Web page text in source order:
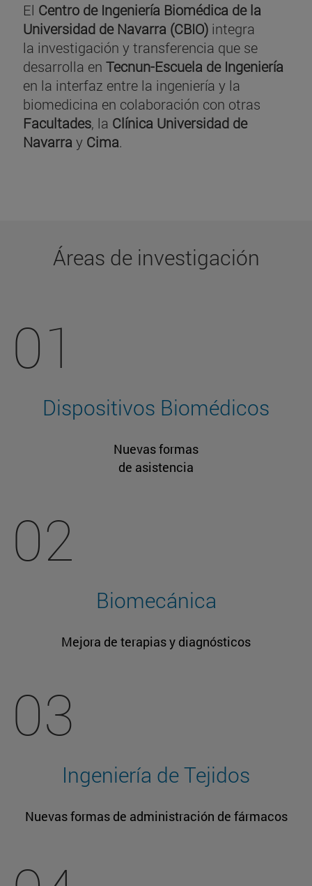
El Centro de Ingeniería Biomédica de la
Universidad de Navarra (CBIO) integra
la investigación y transferencia que se
desarrolla en Tecnun-Escuela de Ingeniería
en la interfaz entre la ingeniería y la
biomedicina en colaboración con otras
Facultades, la Clínica Universidad de
Navarra y Cima.
Áreas de investigación
01
Dispositivos Biomédicos
Nuevas formas
de asistencia
02
Biomecánica
Mejora de terapias y diagnósticos
03
Ingeniería de Tejidos
Nuevas formas de administración de fármacos